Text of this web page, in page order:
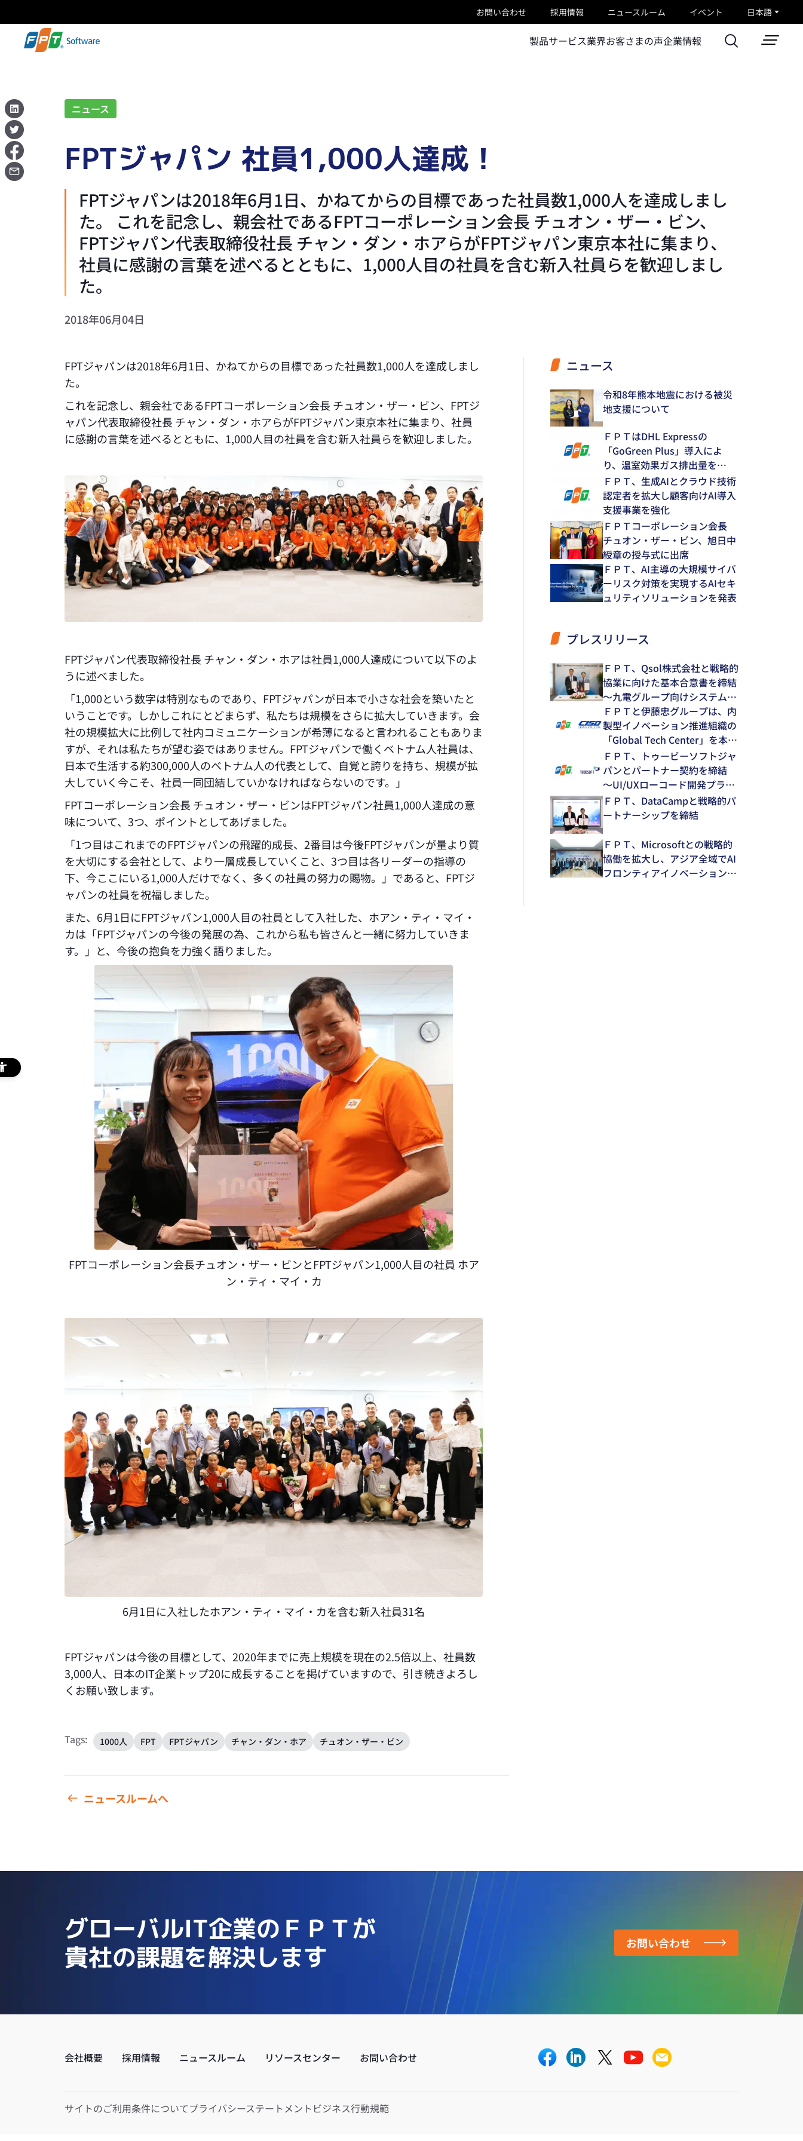
お問い合わせ 採用情報 ニュースルーム イベント 日本語
製品サービス業界お客さまの声企業情報
ニュース
FPTジャパン 社員1,000人達成！
FPTジャパンは2018年6月1日、かねてからの目標であった社員数1,000人を達成しまし
た。 これを記念し、親会社であるFPTコーポレーション会長 チュオン・ザー・ビン、
FPTジャパン代表取締役社長 チャン・ダン・ホアらがFPTジャパン東京本社に集まり、
社員に感謝の言葉を述べるとともに、1,000人目の社員を含む新入社員らを歓迎しまし
た。
2018年06月04日
FPTジャパンは2018年6月1日、かねてからの目標であった社員数1,000人を達成しまし
た。
これを記念し、親会社であるFPTコーポレーション会長 チュオン・ザー・ビン、FPTジ
ャパン代表取締役社長 チャン・ダン・ホアらがFPTジャパン東京本社に集まり、社員
に感謝の言葉を述べるとともに、1,000人目の社員を含む新入社員らを歓迎しました。
FPTジャパン代表取締役社長 チャン・ダン・ホアは社員1,000人達成について以下のよ
うに述べました。
「1,000という数字は特別なものであり、FPTジャパンが日本で小さな社会を築いたと
いうことです。しかしこれにとどまらず、私たちは規模をさらに拡大していきます。会
社の規模拡大に比例して社内コミュニケーションが希薄になると言われることもありま
すが、それは私たちが望む姿ではありません。FPTジャパンで働くベトナム人社員は、
日本で生活する約300,000人のベトナム人の代表として、自覚と誇りを持ち、規模が拡
大していく今こそ、社員一同団結していかなければならないのです。」
FPTコーポレーション会長 チュオン・ザー・ビンはFPTジャパン社員1,000人達成の意
味について、3つ、ポイントとしてあげました。
「1つ目はこれまでのFPTジャパンの飛躍的成長、2番目は今後FPTジャパンが量より質
を大切にする会社として、より一層成長していくこと、3つ目は各リーダーの指導の
下、今ここにいる1,000人だけでなく、多くの社員の努力の賜物。」であると、FPTジ
ャパンの社員を祝福しました。
また、6月1日にFPTジャパン1,000人目の社員として入社した、ホアン・ティ・マイ・
カは「FPTジャパンの今後の発展の為、これから私も皆さんと一緒に努力していきま
す。」と、今後の抱負を力強く語りました。
FPTコーポレーション会長チュオン・ザー・ビンとFPTジャパン1,000人目の社員 ホア
ン・ティ・マイ・カ
6月1日に入社したホアン・ティ・マイ・カを含む新入社員31名
FPTジャパンは今後の目標として、2020年までに売上規模を現在の2.5倍以上、社員数
3,000人、日本のIT企業トップ20に成長することを掲げていますので、引き続きよろし
くお願い致します。
Tags: 1000人 FPT FPTジャパン チャン・ダン・ホア チュオン・ザー・ビン
ニュースルームへ
ニュース
令和8年熊本地震における被災
地支援について
ＦＰＴはDHL Expressの
「GoGreen Plus」導入によ
り、温室効果ガス排出量を
12.8％削減
ＦＰＴ、生成AIとクラウド技術
認定者を拡大し顧客向けAI導入
支援事業を強化
ＦＰＴコーポレーション会長
チュオン・ザー・ビン、旭日中
綬章の授与式に出席
ＦＰＴ、AI主導の大規模サイバ
ーリスク対策を実現するAIセキ
ュリティソリューションを発表
プレスリリース
ＦＰＴ、Qsol株式会社と戦略的
協業に向けた基本合意書を締結
～九電グループ向けシステム開
発・運用保守領域で中長期的な
協業を推進～
ＦＰＴと伊藤忠グループは、内
製型イノベーション推進組織の
「Global Tech Center」を本格
始動
ＦＰＴ、トゥービーソフトジャ
パンとパートナー契約を締結
～UI/UXローコード開発プラッ
トフォーム「NEXACRO」の技
術支援体制を強化～
ＦＰＴ、DataCampと戦略的パ
ートナーシップを締結
ＦＰＴ、Microsoftとの戦略的
協働を拡大し、アジア全域でAI
フロンティアイノベーションを
グローバルIT企業のＦＰＴが
貴社の課題を解決します
お問い合わせ
会社概要 採用情報 ニュースルーム リソースセンター お問い合わせ
サイトのご利用条件についてプライバシーステートメント ビジネス行動規範